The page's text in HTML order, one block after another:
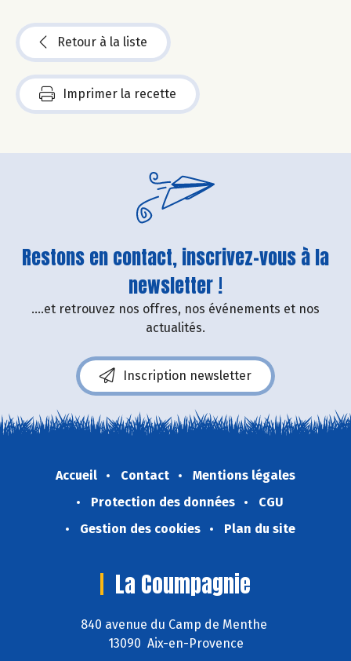
Retour à la liste
Imprimer la recette
Restons en contact, inscrivez-vous à la
newsletter !
....et retrouvez nos offres, nos événements et nos
actualités.
Inscription newsletter
Accueil Contact
Mentions légales
Protection des données
CGU
Gestion des cookies
Plan du site
La Coumpagnie
840 avenue du Camp de Menthe
13090 Aix-en-Provence